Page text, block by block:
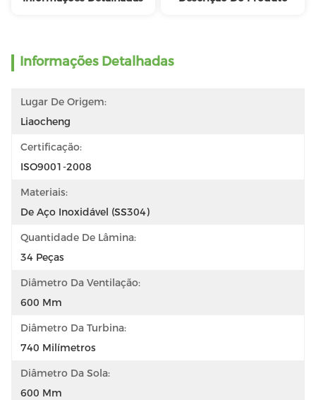
Informações Detalhadas
Lugar De Origem:
Liaocheng
Certificação:
ISO9001-2008
Materiais:
De Aço Inoxidável (SS304)
Quantidade De Lâmina:
34 Peças
Diâmetro Da Ventilação:
600 Mm
Diâmetro Da Turbina:
740 Milímetros
Diâmetro Da Sola:
600 Mm